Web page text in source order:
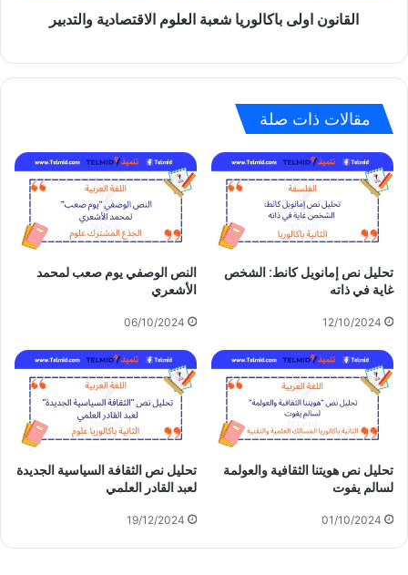
القانون اولى باكالوريا شعبة العلوم الاقتصادية والتدبير
مقالات ذات صلة
تحليل نص إمانويل كانط: الشخص
غاية في ذاته
12/10/2024
النص الوصفي يوم صعب لمحمد
الأشعري
06/10/2024
تحليل نص هويتنا الثقافية والعولمة
لسالم يفوت
01/10/2024
تحليل نص الثقافة السياسية الجديدة
لعبد القادر العلمي
19/12/2024